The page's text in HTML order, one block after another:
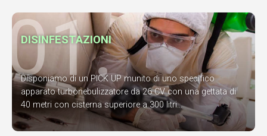
01.
DISINFESTAZIONI
Disponiamo di un PICK UP munito di uno specifico
apparato turbonebulizzatore da 26 CV con una gettata di
40 metri con cisterna superiore a 300 litri...